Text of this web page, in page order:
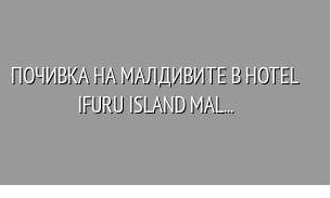
ПОЧИВКА НА МАЛДИВИТЕ В HOTEL
IFURU ISLAND MAL...